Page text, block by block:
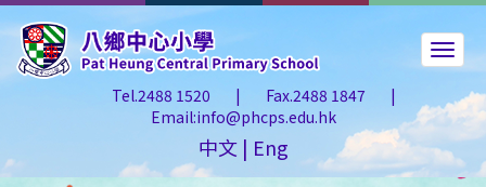
Tel.2488 1520 | Fax.2488 1847
|
Email:info@phcps.edu.hk
中文 | Eng